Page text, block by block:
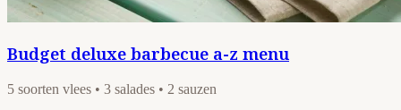
Budget deluxe barbecue a-z menu
5 soorten vlees • 3 salades • 2 sauzen